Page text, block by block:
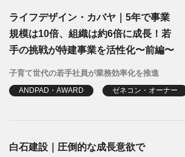
ライフデザイン・カバヤ｜5年で事業
規模は10倍、組織は約6倍に成長！若
手の挑戦が特建事業を活性化〜前編〜
子育て世代の若手社員が業務効率化を推進
ANDPAD・AWARD ゼネコン・オーナー
白石建設｜圧倒的な成長意欲で